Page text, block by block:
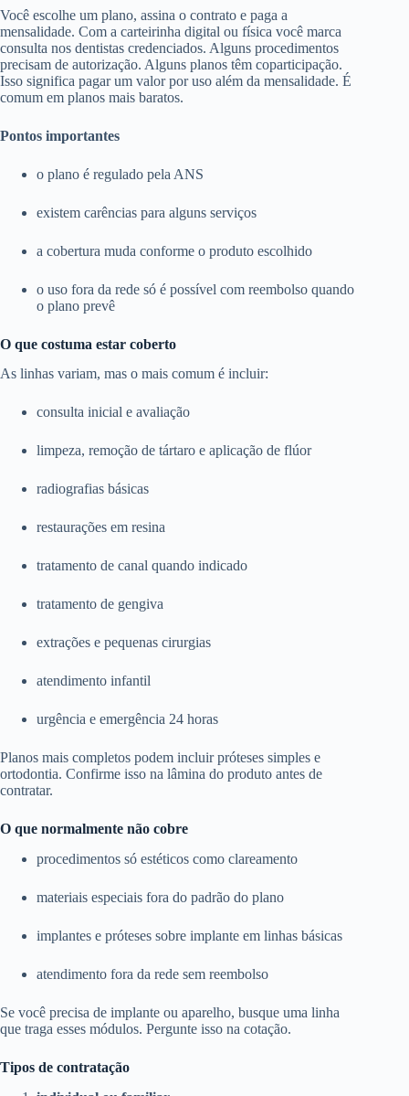
Você escolhe um plano, assina o contrato e paga a
mensalidade. Com a carteirinha digital ou física você marca
consulta nos dentistas credenciados. Alguns procedimentos
precisam de autorização. Alguns planos têm coparticipação.
Isso significa pagar um valor por uso além da mensalidade. É
comum em planos mais baratos.
Pontos importantes
o plano é regulado pela ANS
existem carências para alguns serviços
a cobertura muda conforme o produto escolhido
o uso fora da rede só é possível com reembolso quando
o plano prevê
O que costuma estar coberto
As linhas variam, mas o mais comum é incluir:
consulta inicial e avaliação
limpeza, remoção de tártaro e aplicação de flúor
radiografias básicas
restaurações em resina
tratamento de canal quando indicado
tratamento de gengiva
extrações e pequenas cirurgias
atendimento infantil
urgência e emergência 24 horas
Planos mais completos podem incluir próteses simples e
ortodontia. Confirme isso na lâmina do produto antes de
contratar.
O que normalmente não cobre
procedimentos só estéticos como clareamento
materiais especiais fora do padrão do plano
implantes e próteses sobre implante em linhas básicas
atendimento fora da rede sem reembolso
Se você precisa de implante ou aparelho, busque uma linha
que traga esses módulos. Pergunte isso na cotação.
Tipos de contratação